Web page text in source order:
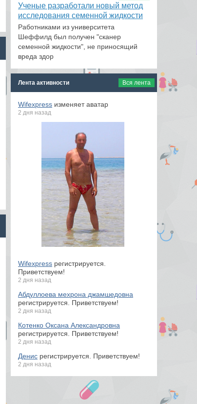
Ученые разработали новый метод
исследования семенной жидкости
Работниками из университета
Шеффилд был получен "сканер
семенной жидкости", не приносящий
вреда здор
Лента активности Вся лента
Wifexpress изменяет аватар
2 дня назад
Wifexpress регистрируется.
Приветствуем!
2 дня назад
Абдуллоева мехрона джамшедовна
регистрируется. Приветствуем!
2 дня назад
Котенко Оксана Александровна
регистрируется. Приветствуем!
2 дня назад
Денис регистрируется. Приветствуем!
2 дня назад